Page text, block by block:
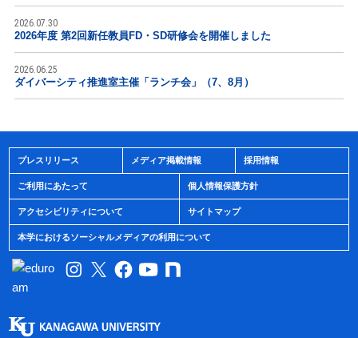
2026.07.30
2026年度 第2回新任教員FD・SD研修会を開催しました
2026.06.25
ダイバーシティ推進室主催「ランチ会」（7、8月）
プレスリリース メディア掲載情報 採用情報
ご利用にあたって 個人情報保護方針
アクセシビリティについて サイトマップ
本学におけるソーシャルメディアの利用について